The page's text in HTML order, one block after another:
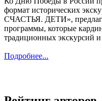
формат исторических
СЧАСТЬЯ. ДЕТИ»,
программы, которые
традиционных экскурсий и
Подробнее...